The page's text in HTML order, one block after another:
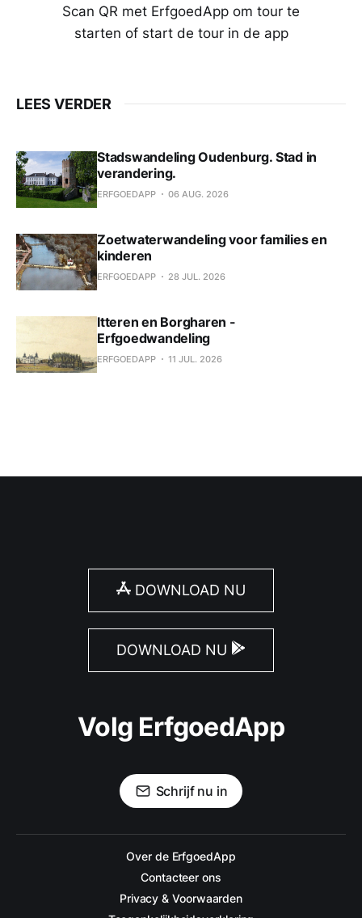
Scan QR met ErfgoedApp om tour te
starten of start de tour in de app
LEES VERDER
Stadswandeling Oudenburg. Stad in
verandering.
ERFGOEDAPP 06 AUG. 2026
Zoetwaterwandeling voor families en
kinderen
ERFGOEDAPP 28 JUL. 2026
Itteren en Borgharen -
Erfgoedwandeling
ERFGOEDAPP 11 JUL. 2026
DOWNLOAD NU
DOWNLOAD NU
Volg ErfgoedApp
Schrijf nu in
Over de ErfgoedApp
Contacteer ons
Privacy & Voorwaarden